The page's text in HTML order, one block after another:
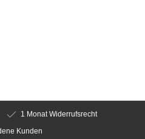
1 Monat Widerrufsrecht
Kunden